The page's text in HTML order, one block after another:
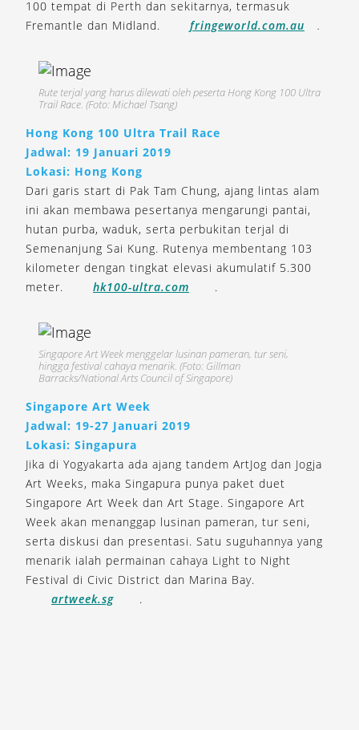
100 tempat di Perth dan sekitarnya, termasuk
Fremantle dan Midland.
fringeworld.com.au .
Rute terjal yang harus dilewati oleh peserta Hong Kong 100 Ultra
Trail Race. (Foto: Michael Tsang)
Hong Kong 100 Ultra Trail Race
Jadwal: 19 Januari 2019
Lokasi: Hong Kong
Dari garis start di Pak Tam Chung, ajang lintas alam
ini akan membawa pesertanya mengarungi pantai,
hutan purba, waduk, serta perbukitan terjal di
Semenanjung Sai Kung. Rutenya membentang 103
kilometer dengan tingkat elevasi akumulatif 5.300
meter.
hk100-ultra.com .
Singapore Art Week menggelar lusinan pameran, tur seni,
hingga festival cahaya menarik. (Foto: Gillman
Barracks/National Arts Council of Singapore)
Singapore Art Week
Jadwal: 19-27 Januari 2019
Lokasi: Singapura
Jika di Yogyakarta ada ajang tandem ArtJog dan Jogja
Art Weeks, maka Singapura punya paket duet
Singapore Art Week dan Art Stage. Singapore Art
Week akan menanggap lusinan pameran, tur seni,
serta diskusi dan presentasi. Satu suguhannya yang
menarik ialah permainan cahaya Light to Night
Festival di Civic District dan Marina Bay.
artweek.sg
.